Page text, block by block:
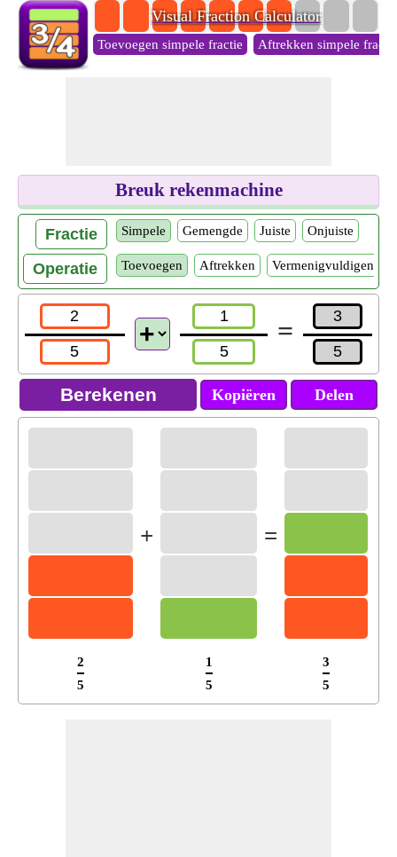
Visual Fraction Calculator
Toevoegen simpele fractie Aftrekken simpele fractie
Breuk rekenmachine
Fractie Simpele Gemengde Juiste Onjuiste
Operatie Toevoegen Aftrekken Vermenigvuldigen
=
Kopiëren Delen
2
5
+
1
5
=
3
5